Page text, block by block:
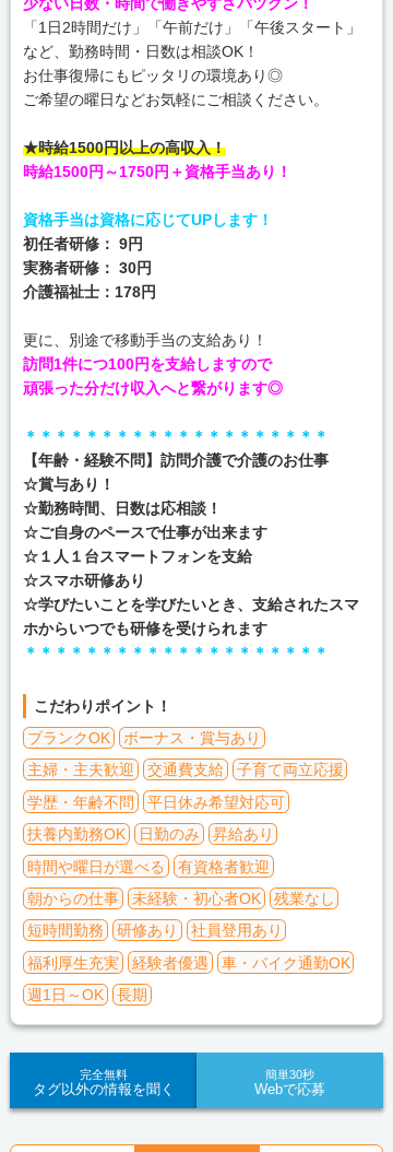
少ない日数・時間で働きやすさバツグン！
「1日2時間だけ」「午前だけ」「午後スタート」
など、勤務時間・日数は相談OK！
お仕事復帰にもピッタリの環境あり◎
ご希望の曜日などお気軽にご相談ください。
★時給1500円以上の高収入！
時給1500円～1750円＋資格手当あり！
資格手当は資格に応じてUPします！
初任者研修： 9円
実務者研修： 30円
介護福祉士：178円
更に、別途で移動手当の支給あり！
訪問1件につ100円を支給しますので
頑張った分だけ収入へと繋がります◎
＊＊＊＊＊＊＊＊＊＊＊＊＊＊＊＊＊＊＊＊
【年齢・経験不問】訪問介護で介護のお仕事
☆賞与あり！
☆勤務時間、日数は応相談！
☆ご自身のペースで仕事が出来ます
☆１人１台スマートフォンを支給
☆スマホ研修あり
☆学びたいことを学びたいとき、支給されたスマ
ホからいつでも研修を受けられます
＊＊＊＊＊＊＊＊＊＊＊＊＊＊＊＊＊＊＊＊
こだわりポイント！
ブランクOK
ボーナス・賞与あり
主婦・主夫歓迎
交通費支給
子育て両立応援
学歴・年齢不問
平日休み希望対応可
扶養内勤務OK
日勤のみ
昇給あり
時間や曜日が選べる
有資格者歓迎
朝からの仕事
未経験・初心者OK
残業なし
短時間勤務
研修あり
社員登用あり
福利厚生充実
経験者優遇
車・バイク通勤OK
週1日～OK
長期
完全無料
タグ以外の情報を聞く
簡単30秒
Webで応募